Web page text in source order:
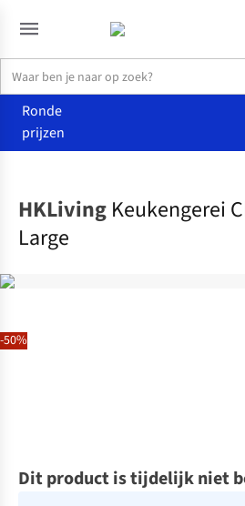
Ronde
prijzen
-50%
HKLiving Keukengerei
Large
Dit product is tijdelijk niet